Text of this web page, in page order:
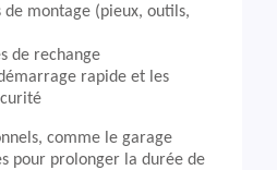
de montage (pieux, outils,
de rechange
rapide et les
comme le garage
pour prolonger la durée de